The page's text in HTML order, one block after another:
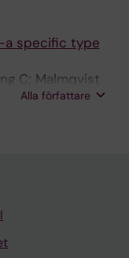
a specific type
C; Malmqvist
Alla författare